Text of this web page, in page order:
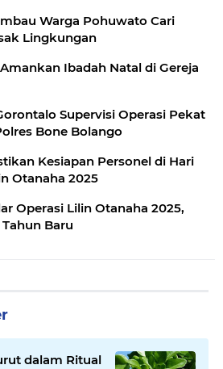
Warga Pohuwato Cari
Lingkungan
Ibadah Natal di Gereja
Supervisi Operasi Pekat
Bone Bolango
Kesiapan Personel di Hari
Otanaha 2025
Operasi Lilin Otanaha 2025,
Baru
dalam Ritual